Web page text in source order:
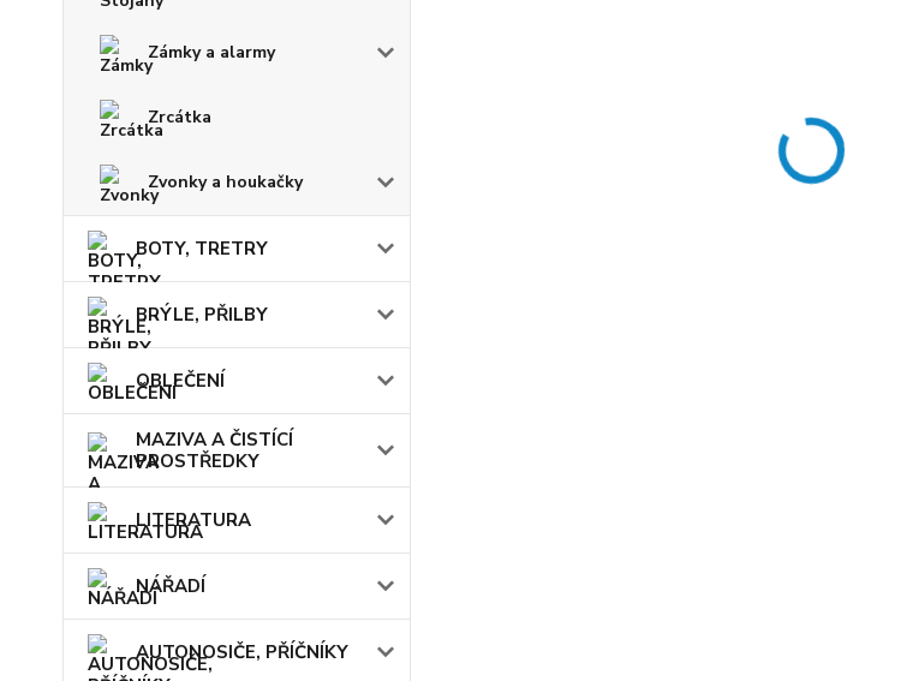
Zámky a alarmy
Zrcátka
Zvonky a houkačky
BOTY, TRETRY
BRÝLE, PŘILBY
OBLEČENÍ
MAZIVA A ČISTÍCÍ
PROSTŘEDKY
LITERATURA
NÁŘADÍ
AUTONOSIČE, PŘÍČNÍKY